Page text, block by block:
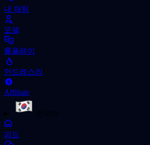
내 채팅
모델
롤플레이
언드레스리
Affiliate
피드